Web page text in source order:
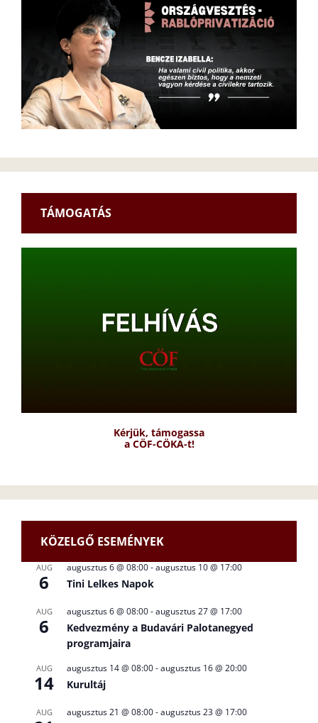
TÁMOGATÁS
Kérjük, támogassa
a CÖF-CÖKA-t!
KÖZELGŐ ESEMÉNYEK
AUG
6
augusztus 6 @ 08:00-augusztus 10 @ 17:00
Tini Lelkes Napok
AUG
6
augusztus 6 @ 08:00-augusztus 27 @ 17:00
Kedvezmény a Budavári Palotanegyed
programjaira
AUG
14
augusztus 14 @ 08:00-augusztus 16 @ 20:00
Kurultáj
AUG augusztus 21 @ 08:00-augusztus 23 @ 17:00